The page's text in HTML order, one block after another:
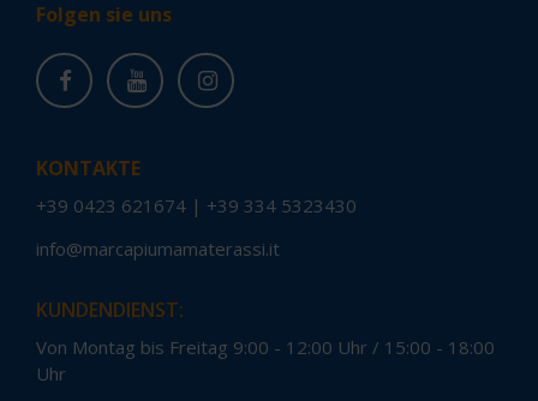
Folgen sie uns
KONTAKTE
+39 0423 621674 | +39 334 5323430
info@marcapiumamaterassi.it
KUNDENDIENST:
Von Montag bis Freitag 9:00 - 12:00 Uhr / 15:00 - 18:00
Uhr